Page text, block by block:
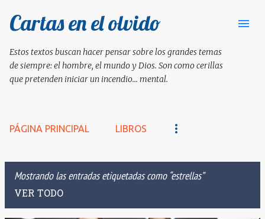
Ir al contenido principal
Cartas en el olvido
Estos textos buscan hacer pensar sobre los grandes temas
de siempre: el hombre, el mundo y Dios. Son como cerillas
que pretenden iniciar un incendio... mental.
PÁGINA PRINCIPAL LIBROS
Mostrando las entradas etiquetadas como estrellas
VER TODO